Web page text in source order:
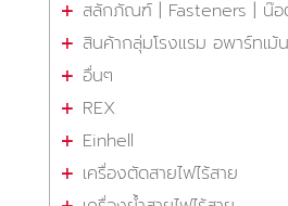
สลักภัณฑ์ | Fasteners | น๊อ
สินค้ากลุ่มโรงแรม อพาร์ทเม้
อื่นๆ
REX
Einhell
เครื่องตัดสายไฟไร้สาย